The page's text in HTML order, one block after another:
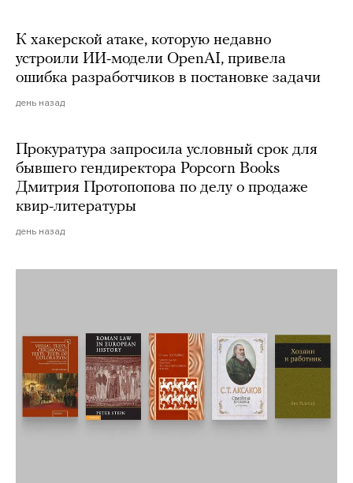
К хакерской атаке, которую недавно
устроили ИИ-модели OpenAI, привела
ошибка разработчиков в постановке задачи
день назад
Прокуратура запросила условный срок для
бывшего гендиректора Popcorn Books
Дмитрия Протопопова по делу о продаже
квир-литературы
день назад